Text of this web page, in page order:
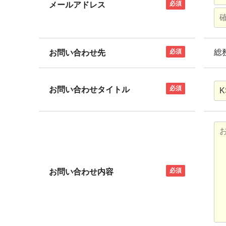
メールアドレス 必須
お問い合わせ先 必須 総
お問い合わせタイトル 必須
お問い合わせ内容 必須